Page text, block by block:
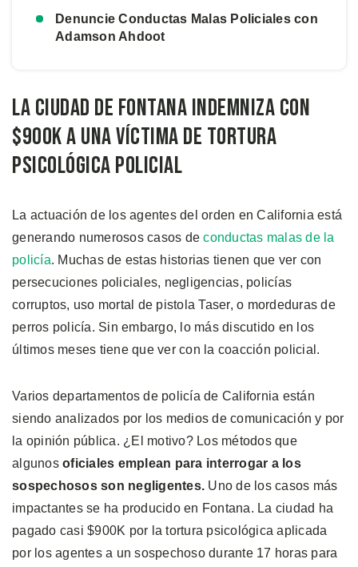
Denuncie Conductas Malas Policiales con
Adamson Ahdoot
La Ciudad de Fontana Indemniza con
$900K a una Víctima de Tortura
Psicológica Policial
La actuación de los agentes del orden en California está
generando numerosos casos deconductas malas de la
policía. Muchas de estas historias tienen que ver con
persecuciones policiales, negligencias, policías
corruptos, uso mortal de pistola Taser, o mordeduras de
perros policía. Sin embargo, lo más discutido en los
últimos meses tiene que ver con la coacción policial.
Varios departamentos de policía de California están
siendo analizados por los medios de comunicación y por
la opinión pública. ¿El motivo? Los métodos que
algunos oficiales emplean para interrogar a los
sospechosos son negligentes. Uno de los casos más
impactantes se ha producido en Fontana. La ciudad ha
pagado casi $900K por la tortura psicológica aplicada
por los agentes a un sospechoso durante 17 horas para